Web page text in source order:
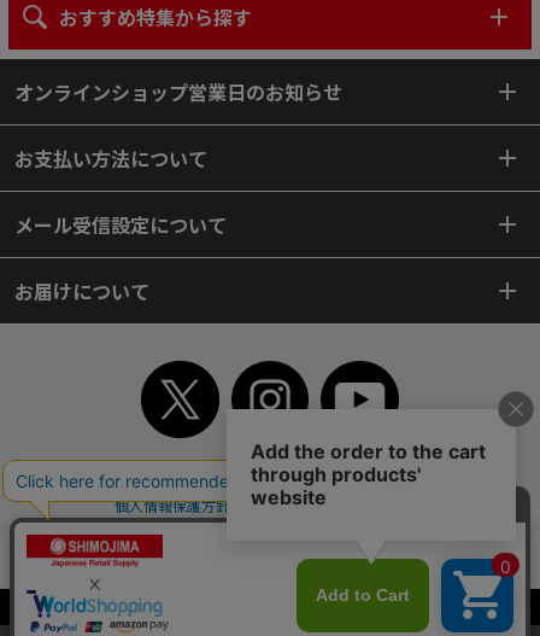
当サイトはクッキー（Cookie）を使用しています。Cookieの使用に同意いた
おすすめ特集から探す
オンラインショップ営業日のお知らせ
お支払い方法について
メール受信設定について
お届けについて
TOP 初めてご利用のお客様へ ご利用案内
ご利用規約
個人情報保護方針
特定商取引法
よくあるご質問
お問い合わせ
サイトマップ
Copyright© 2018 SHIMOJIMA Co.,Ltd. All Rights Reserved.